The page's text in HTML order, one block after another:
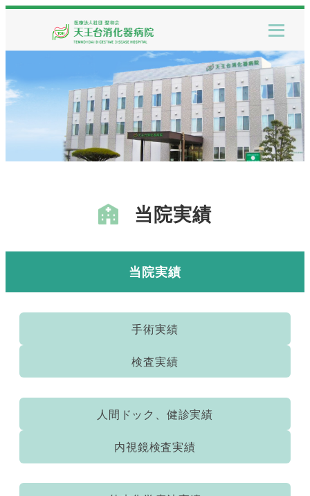
当院実績
当院実績
手術実績
検査実績
人間ドック、健診実績
内視鏡検査実績